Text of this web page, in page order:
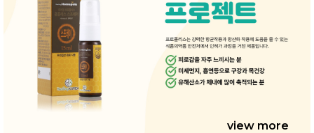
view more